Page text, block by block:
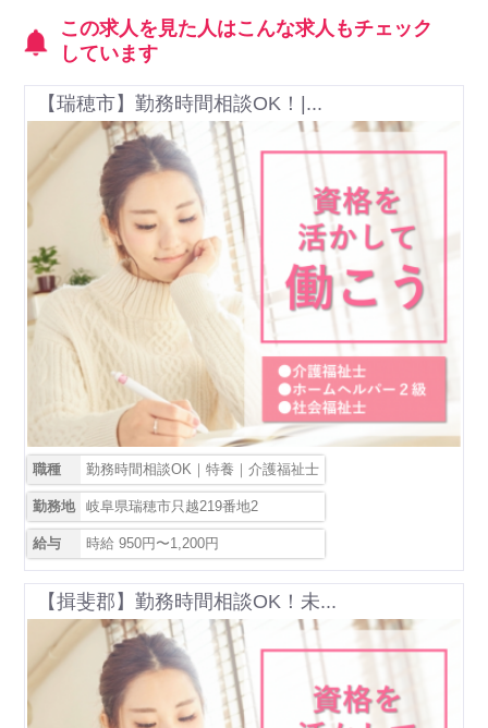
この求人を見た人はこんな求人もチェック
しています
【瑞穂市】勤務時間相談OK！|...
職種 勤務時間相談OK｜特養｜介護福祉士
勤務地 岐阜県瑞穂市只越219番地2
給与 時給 950円〜1,200円
【揖斐郡】勤務時間相談OK！未...